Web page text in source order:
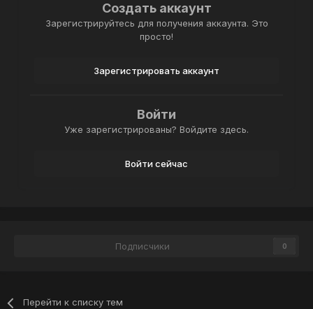
Создать аккаунт
Зарегистрируйтесь для получения аккаунта. Это
просто!
Зарегистрировать аккаунт
Войти
Уже зарегистрированы? Войдите здесь.
Войти сейчас
Подписчики 0
Перейти к списку тем